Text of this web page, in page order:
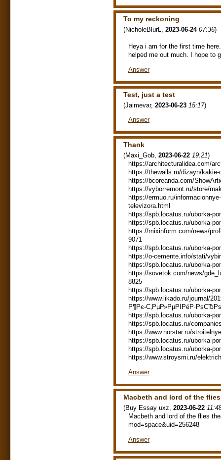
To my reckoning
(NicholeBlurL 2023-06-24 07:36)
Heya i am for the first time
helped me out much. I hope to
Answer
Test, just a test
(Jaimevar, 2023-06-23 15:17)
Answer
Thank
(Maxi_Gob, 2023-06-22 19:21)
https://architecturalidea.com/
https://thewalls.ru/dizayn/
https://bcoreanda.com/
https://vyborremont.ru/store/
https://ermuo.ru/
televizora.html
https://spb.locatus.ru/uborka-
https://spb.locatus.ru/uborka-
https://mixinform.com/news/
9071
https://spb.locatus.ru/uborka-
https://o-cemente.info/stati/
https://spb.locatus.ru/uborka-
https://sovetok.com/news/
8825
https://spb.locatus.ru/uborka-
https://www.likado.ru/journal/
Р¶Рє-
https://spb.locatus.ru/uborka-
https://spb.locatus.ru/
https://www.norstar.ru/
https://spb.locatus.ru/uborka-
https://spb.locatus.ru/uborka-
https://www.stroysmi.ru/
Answer
Macbeth and lord of the
(Buy Essay uxz, 2023-06-22
Macbeth and lord of the flies
mod=space&uid=256248
Answer